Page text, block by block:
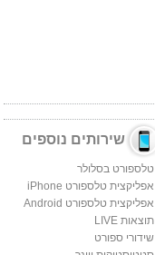
שירותים נוספים
טלספורט בסלולר
אפליקצית טלספורט iPhone
אפליקצית טלספורט Android
תוצאות LIVE
שידורי ספורט